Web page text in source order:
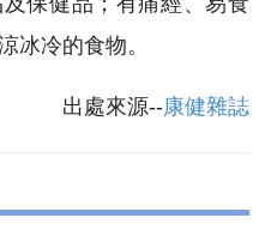
冰冷的食物。
出處來源--康健雜誌